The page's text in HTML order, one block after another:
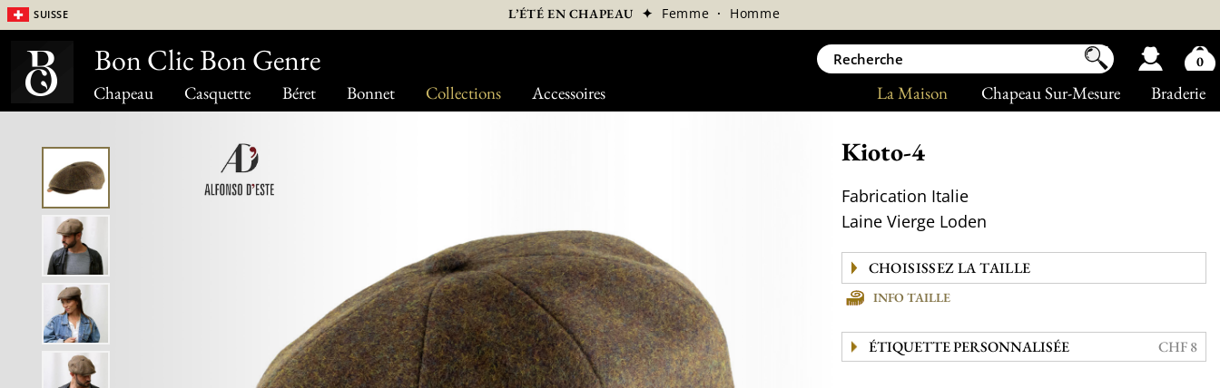
Chapeau Casquette Béret Bonnet Collections Accessoires Braderie
Chapeau Sur-Mesure
La Maison
Suisse L’ÉTÉ EN CHAPEAU ✦ Femme · Homme
Kioto-4
Fabrication Italie
Laine Vierge Loden
INFO TAILLE
ÉTIQUETTE PERSONNALISÉE CHF 8
Bon Clic Bon Genre 0